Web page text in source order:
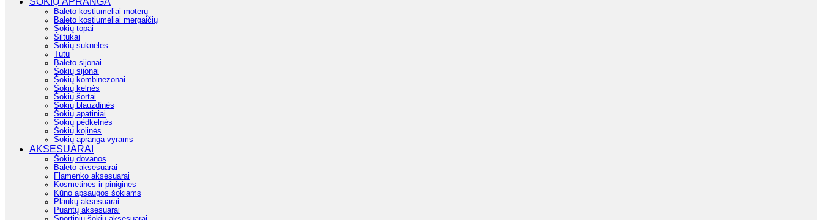
Baleto kostiumėliai moterų
Baleto kostiumėliai mergaičių
Šokių topai
Šiltukai
Šokių suknelės
Tutu
Baleto sijonai
Šokių sijonai
Šokių kombinezonai
Šokių kelnės
Šokių šortai
Šokių blauzdinės
Šokių apatiniai
Šokių pėdkelnės
Šokių kojinės
Šokių apranga vyrams
AKSESUARAI
Šokių dovanos
Baleto aksesuarai
Flamenko aksesuarai
Kosmetinės ir piniginės
Kūno apsaugos šokiams
Plaukų aksesuarai
Puantų aksesuarai